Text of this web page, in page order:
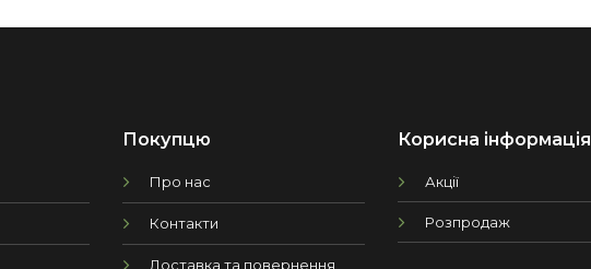
Покупцю
Про нас
Контакти
Доставка та повернення
Корисна інформація
Акції
Розпродаж